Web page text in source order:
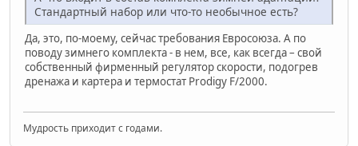
Стандартный набор или что-то необычное есть?
Да, это, по-моему, сейчас требования Евросоюза. А по
поводу зимнего комплекта - в нем, все, как всегда – свой
собственный фирменный регулятор скорости, подогрев
дренажа и картера и термостат Prodigy F/2000.
Мудрость приходит с годами.